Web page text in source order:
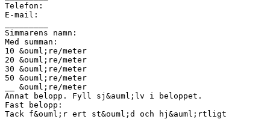
Telefon:
E-mail:
Simmarens namn:
Med summan:
10 &ouml;re/meter
20 &ouml;re/meter
30 &ouml;re/meter
50 &ouml;re/meter
__ &ouml;re/meter
Annat belopp. Fyll sj&auml;lv i beloppet.
Fast belopp:
Tack f&ouml;r ert st&ouml;d och hj&auml;rtligt